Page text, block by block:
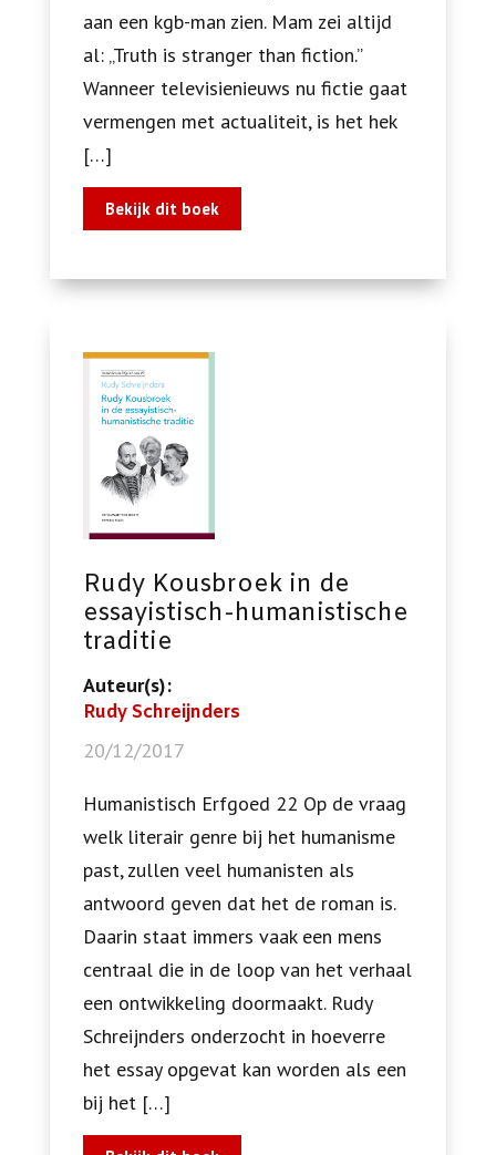
aan een kgb-man zien. Mam zei altijd
al: „Truth is stranger than fiction.”
Wanneer televisienieuws nu fictie gaat
vermengen met actualiteit, is het hek
[…]
Bekijk dit boek
Rudy Kousbroek in de
essayistisch-humanistische
traditie
Auteur(s):
Rudy Schreijnders
20/12/2017
Humanistisch Erfgoed 22 Op de vraag
welk literair genre bij het humanisme
past, zullen veel humanisten als
antwoord geven dat het de roman is.
Daarin staat immers vaak een mens
centraal die in de loop van het verhaal
een ontwikkeling doormaakt. Rudy
Schreijnders onderzocht in hoeverre
het essay opgevat kan worden als een
bij het […]